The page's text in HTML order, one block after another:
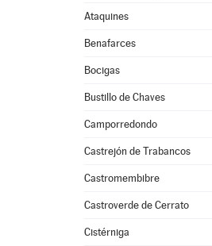
Ataquines
Benafarces
Bocigas
Bustillo de Chaves
Camporredondo
Castrejón de Trabancos
Castromembibre
Castroverde de Cerrato
Cistérniga